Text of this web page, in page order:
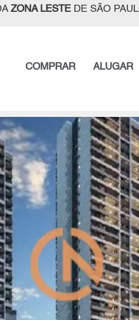
ZONA LESTEDE SÃO
COMPRAR ALUGAR